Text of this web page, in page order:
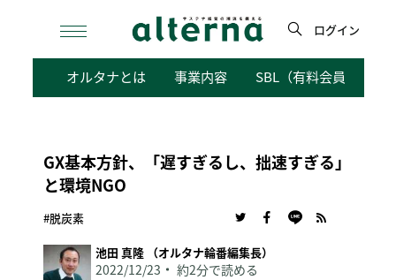
検
ログイン
オルタナとは 事業内容 SBL（有料会員向けサ
GX基本方針、「遅すぎるし、拙速すぎる」
と環境NGO
#脱炭素
池田 真隆 （オルタナ輪番編集長）
2022/12/23 約2分で読める